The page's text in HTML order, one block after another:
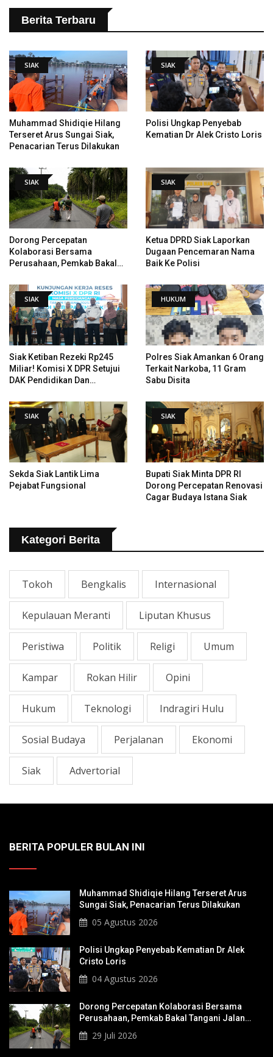
Berita Terbaru
SIAK
Muhammad Shidiqie Hilang
Terseret Arus Sungai Siak,
Penacarian Terus Dilakukan
SIAK
Polisi Ungkap Penyebab
Kematian Dr Alek Cristo Loris
SIAK
Dorong Percepatan
Kolaborasi Bersama
Perusahaan, Pemkab Bakal
Rawa Yang Rusak
SIAK
Ketua DPRD Siak Laporkan
Dugaan Pencemaran Nama
Baik Ke Polisi
SIAK
Siak Ketiban Rezeki Rp245
Miliar! Komisi X DPR Setujui
DAK Pendidikan Dan
HUKUM
Polres Siak Amankan 6 Orang
Terkait Narkoba, 11 Gram
Sabu Disita
SIAK
Sekda Siak Lantik Lima
Pejabat Fungsional
SIAK
Bupati Siak Minta DPR RI
Dorong Percepatan Renovasi
Cagar Budaya Istana Siak
Kategori Berita
Tokoh Bengkalis Internasional
Kepulauan Meranti Liputan Khusus
Peristiwa Politik Religi Umum
Kampar Rokan Hilir Opini
Hukum Teknologi Indragiri Hulu
Sosial Budaya Perjalanan Ekonomi
Siak Advertorial
BERITA POPULER BULAN INI
Muhammad Shidiqie Hilang Terseret Arus
Sungai Siak, Penacarian Terus Dilakukan
05 Agustus 2026
Polisi Ungkap Penyebab Kematian Dr Alek
Cristo Loris
04 Agustus 2026
Dorong Percepatan Kolaborasi Bersama
Perusahaan, Pemkab Bakal Tangani Jalan
KITB - Sungai Rawa Yang Rusak
29 Juli 2026